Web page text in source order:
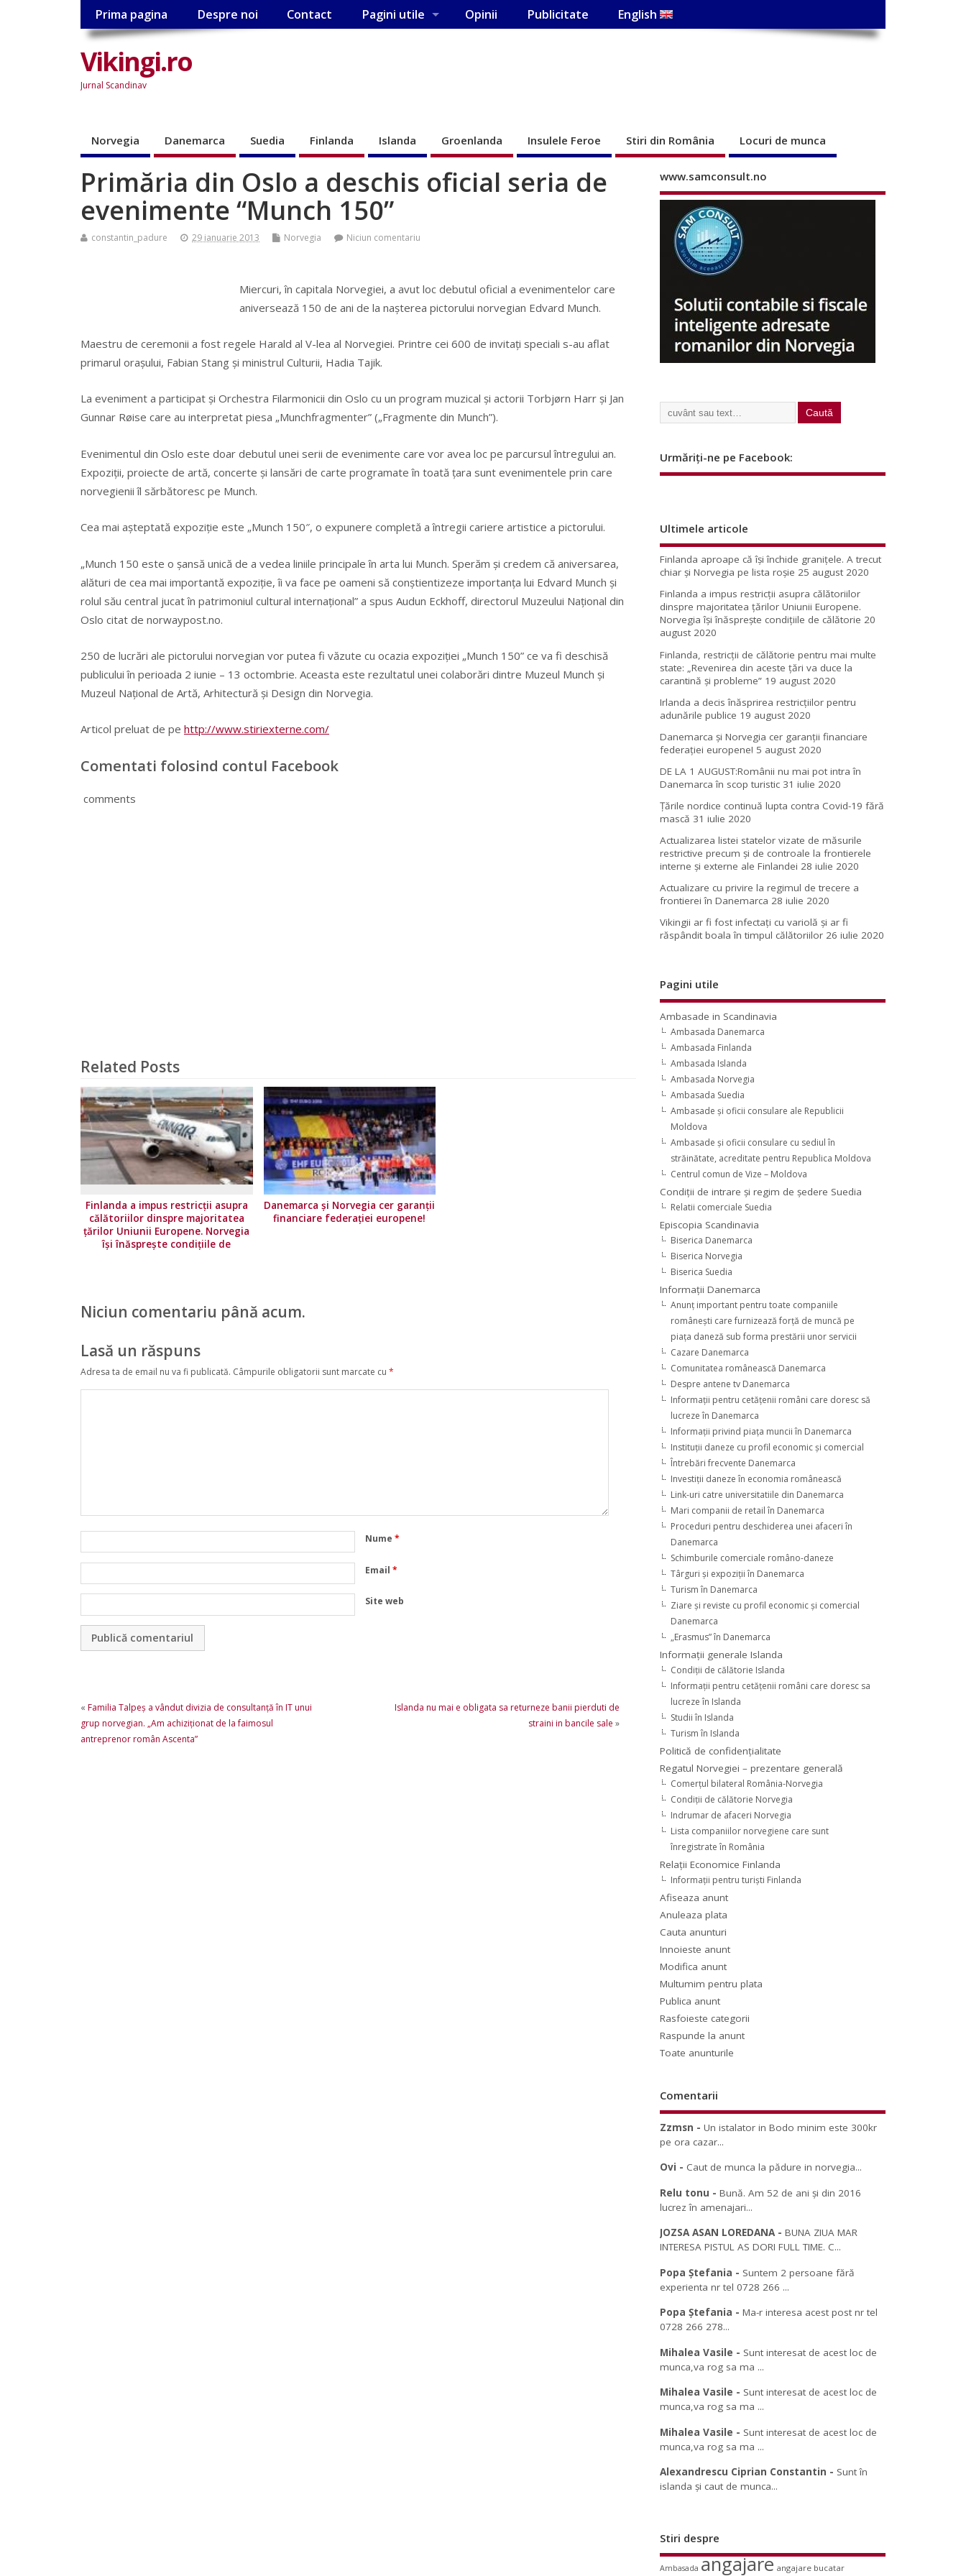
Prima pagina Despre noi Contact Pagini utile Opinii Publicitate English
Vikingi.ro
Jurnal Scandinav
Norvegia Danemarca Suedia Finlanda Islanda Groenlanda Insulele Feroe Stiri din România Locuri de munca
Primăria din Oslo a deschis oficial seria de
evenimente “Munch 150”
constantin_padure 29 ianuarie 2013 Norvegia Niciun comentariu
Miercuri, în capitala Norvegiei, a avut loc debutul oficial a evenimentelor care
aniversează 150 de ani de la nașterea pictorului norvegian Edvard Munch.
Maestru de ceremonii a fost regele Harald al V-lea al Norvegiei. Printre cei 600 de invitați speciali s-au aflat
primarul orașului, Fabian Stang și ministrul Culturii, Hadia Tajik.
La eveniment a participat și Orchestra Filarmonicii din Oslo cu un program muzical și actorii Torbjørn Harr și Jan
Gunnar Røise care au interpretat piesa „Munchfragmenter” („Fragmente din Munch”).
Evenimentul din Oslo este doar debutul unei serii de evenimente care vor avea loc pe parcursul întregului an.
Expoziții, proiecte de artă, concerte și lansări de carte programate în toată țara sunt evenimentele prin care
norvegienii îl sărbătoresc pe Munch.
Cea mai așteptată expoziție este „Munch 150″, o expunere completă a întregii cariere artistice a pictorului.
„Munch 150 este o șansă unică de a vedea liniile principale în arta lui Munch. Sperăm și credem că aniversarea,
alături de cea mai importantă expoziție, îi va face pe oameni să conștientizeze importanța lui Edvard Munch și
rolul său central jucat în patrimoniul cultural internațional” a spus Audun Eckhoff, directorul Muzeului Național din
Oslo citat de norwaypost.no.
250 de lucrări ale pictorului norvegian vor putea fi văzute cu ocazia expoziției „Munch 150” ce va fi deschisă
publicului în perioada 2 iunie – 13 octombrie. Aceasta este rezultatul unei colaborări dintre Muzeul Munch și
Muzeul Național de Artă, Arhitectură și Design din Norvegia.
Articol preluat de pe http://www.stiriexterne.com/
Comentati folosind contul Facebook
comments
Related Posts
Finlanda a impus restricţii asupra
călătoriilor dinspre majoritatea
ţărilor Uniunii Europene. Norvegia
își înăsprește condițiile de
Danemarca și Norvegia cer garanții
financiare federației europene!
Niciun comentariu până acum.
Lasă un răspuns
Adresa ta de email nu va fi publicată. Câmpurile obligatorii sunt marcate cu *
Nume *
Email *
Site web
« Familia Talpeş a vândut divizia de consultanţă în IT unui
grup norvegian. „Am achiziţionat de la faimosul
antreprenor român Ascenta”
Islanda nu mai e obligata sa returneze banii pierduti de
straini in bancile sale »
www.samconsult.no
Urmăriți-ne pe Facebook:
Ultimele articole
Finlanda aproape că își închide granițele. A trecut
chiar și Norvegia pe lista roșie 25 august 2020
Finlanda a impus restricţii asupra călătoriilor
dinspre majoritatea ţărilor Uniunii Europene.
Norvegia își înăsprește condițiile de călătorie 20
august 2020
Finlanda, restricţii de călătorie pentru mai multe
state: „Revenirea din aceste ţări va duce la
carantină şi probleme” 19 august 2020
Irlanda a decis înăsprirea restricțiilor pentru
adunările publice 19 august 2020
Danemarca și Norvegia cer garanții financiare
federației europene! 5 august 2020
DE LA 1 AUGUST:Românii nu mai pot intra în
Danemarca în scop turistic 31 iulie 2020
Țările nordice continuă lupta contra Covid-19 fără
mască 31 iulie 2020
Actualizarea listei statelor vizate de măsurile
restrictive precum și de controale la frontierele
interne și externe ale Finlandei 28 iulie 2020
Actualizare cu privire la regimul de trecere a
frontierei în Danemarca 28 iulie 2020
Vikingii ar fi fost infectaţi cu variolă şi ar fi
răspândit boala în timpul călătoriilor 26 iulie 2020
Pagini utile
Ambasade in Scandinavia
Ambasada Danemarca
Ambasada Finlanda
Ambasada Islanda
Ambasada Norvegia
Ambasada Suedia
Ambasade şi oficii consulare ale Republicii
Moldova
Ambasade şi oficii consulare cu sediul în
străinătate, acreditate pentru Republica Moldova
Centrul comun de Vize – Moldova
Condiţii de intrare şi regim de şedere Suedia
Relatii comerciale Suedia
Episcopia Scandinavia
Biserica Danemarca
Biserica Norvegia
Biserica Suedia
Informaţii Danemarca
Anunţ important pentru toate companiile
româneşti care furnizează forţă de muncă pe
piaţa daneză sub forma prestării unor servicii
Cazare Danemarca
Comunitatea românească Danemarca
Despre antene tv Danemarca
Informaţii pentru cetăţenii români care doresc să
lucreze în Danemarca
Informaţii privind piaţa muncii în Danemarca
Instituţii daneze cu profil economic şi comercial
Întrebări frecvente Danemarca
Investiţii daneze în economia românească
Link-uri catre universitatiile din Danemarca
Mari companii de retail în Danemarca
Proceduri pentru deschiderea unei afaceri în
Danemarca
Schimburile comerciale româno-daneze
Târguri şi expoziţii în Danemarca
Turism în Danemarca
Ziare şi reviste cu profil economic şi comercial
Danemarca
„Erasmus” în Danemarca
Informaţii generale Islanda
Condiţii de călătorie Islanda
Informaţii pentru cetăţenii români care doresc sa
lucreze în Islanda
Studii în Islanda
Turism în Islanda
Politică de confidențialitate
Regatul Norvegiei – prezentare generală
Comerţul bilateral România-Norvegia
Condiții de călătorie Norvegia
Indrumar de afaceri Norvegia
Lista companiilor norvegiene care sunt
înregistrate în România
Relaţii Economice Finlanda
Informaţii pentru turişti Finlanda
Afiseaza anunt
Anuleaza plata
Cauta anunturi
Innoieste anunt
Modifica anunt
Multumim pentru plata
Publica anunt
Rasfoieste categorii
Raspunde la anunt
Toate anunturile
Comentarii
Zzmsn -Un istalator in Bodo minim este 300kr
pe ora cazar...
Ovi - Caut de munca la pădure in norvegia...
Relu tonu -Bună. Am 52 de ani și din 2016
lucrez în amenajari...
JOZSA ASAN LOREDANA-BUNA ZIUA MAR
INTERESA PISTUL AS DORI FULL TIME. C...
Popa Ștefania - Suntem 2 persoane fără
experienta nr tel 0728 266 ...
Popa Ștefania -Ma-r interesa acest post nr tel
0728 266 278...
Mihalea Vasile - Sunt interesat de acest loc de
munca,va rog sa ma ...
Mihalea Vasile - Sunt interesat de acest loc de
munca,va rog sa ma ...
Mihalea Vasile - Sunt interesat de acest loc de
munca,va rog sa ma ...
Alexandrescu Ciprian Constantin - Sunt în
islanda și caut de munca...
Stiri despre
Ambasada angajare angajare bucatar